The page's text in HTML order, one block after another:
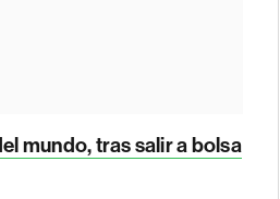
mundo, tras salir a bolsa